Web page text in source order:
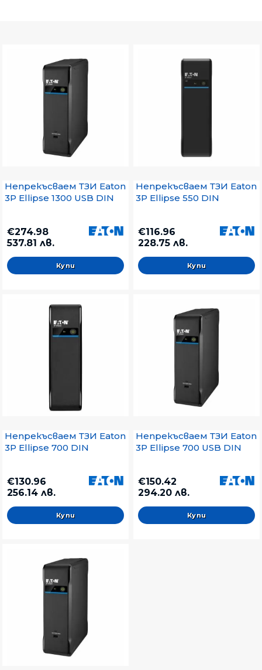
Непрекъсваем ТЗИ Eaton
3P Ellipse 1300 USB DIN
€274.98
537.81 лв.
Непрекъсваем ТЗИ Eaton
3P Ellipse 550 DIN
€116.96
228.75 лв.
Непрекъсваем ТЗИ Eaton
3P Ellipse 700 DIN
€130.96
256.14 лв.
Непрекъсваем ТЗИ Eaton
3P Ellipse 700 USB DIN
€150.42
294.20 лв.